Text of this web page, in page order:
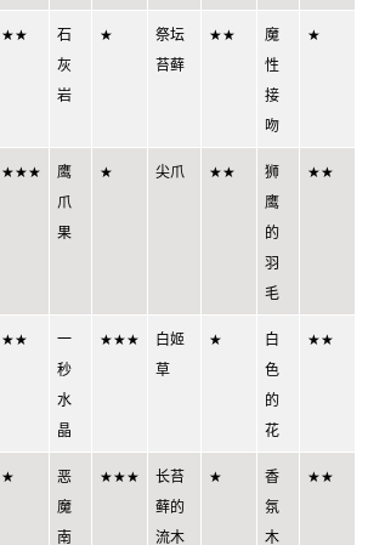
★★
石
灰
岩
★
祭坛
苔藓
★★
魔
性
接
吻
★
★★★
鹰
爪
果
★ 尖爪 ★★
狮
鹰
的
羽
毛
★★
★★
一
秒
水
晶
★★★
白姬
草
★
白
色
的
花
★★
★
恶
魔
南
★★★
长苔
藓的
流木
★
香
氛
木
★★